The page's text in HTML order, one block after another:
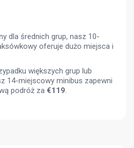
dla średnich grup, nasz 10-
oferuje dużo miejsca i
większych grup lub
14-miejscowy minibus zapewni
podróż za €119.